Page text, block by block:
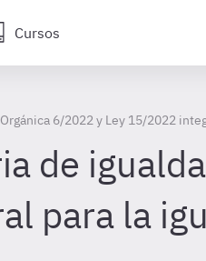
Cursos
6/2022 y Ley 15/2022
de
para la